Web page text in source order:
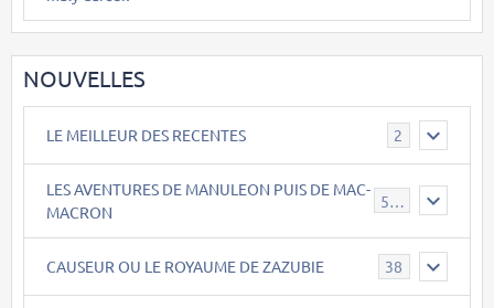
NOUVELLES
LE MEILLEUR DES RECENTES 2
LES AVENTURES DE MANULEON PUIS DE MAC-
MACRON
543
CAUSEUR OU LE ROYAUME DE ZAZUBIE 38